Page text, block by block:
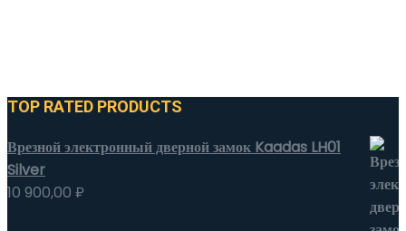
TOP RATED PRODUCTS
Врезной электронный дверной замок Kaadas LH01
Silver
10 900,00 ₽